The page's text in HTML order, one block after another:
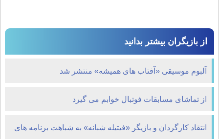
از بازیگران بیشتر بدانید
آلبوم موسیقی «آفتاب های همیشه» منتشر شد
از تماشای مسابقات فوتبال خوابم می گیرد
انتقاد كارگردان و بازیگر «فیتیله شبانه» به شباهت برنامه های